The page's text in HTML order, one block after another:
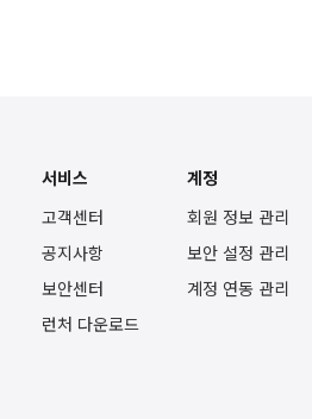
서비스
고객센터
공지사항
보안센터
런처 다운로드
계정
회원 정보 관리
보안 설정 관리
계정 연동 관리